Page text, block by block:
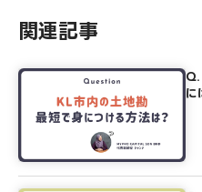
関連記事
Q.
に